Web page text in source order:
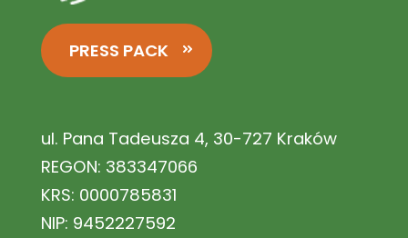
PRESS PACK
ul. Pana Tadeusza 4, 30-727 Kraków
REGON: 383347066
KRS: 0000785831
NIP: 9452227592